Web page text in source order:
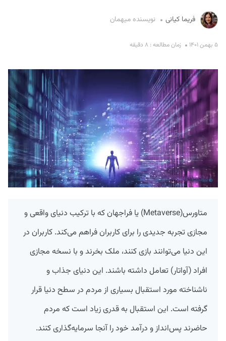
فریما کیانی نویسنده میهمان
۵ بهمن ۱۴۰۱ زمان مطالعه : ۸ دقیقه
متاورس(Metaverse) یا فراجهان که با ترکیب دنیای واقعی و
مجازی تجربه جدیدی را برای کاربران فراهم می‌کند. کاربران در
این دنیا می‌توانند بازی کنند، ملک بخرند و با نسخه مجازی
افراد (آواتار) تعامل داشته باشند. این دنیای جذاب و
ناشناخته مورد استقبال بسیاری از مردم در سطح دنیا قرار
گرفته است. این استقبال به قدری زیاد است که مردم
حاضرند پس‌انداز و درآمد خود را آنجا سرمایه‌گذاری کنند.